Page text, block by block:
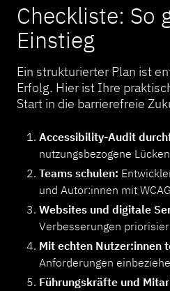
Checkliste: So
Einstieg
Ein strukturierter Plan ist
Erfolg. Hier ist Ihre
Start in die barrierefreie
Accessibility-Audit
nutzungsbezogene
Teams schulen:
und Autor:innen mit
Websites und digitale
Verbesserungen
Mit echten Nutzer:innen
Anforderungen
Führungskräfte und